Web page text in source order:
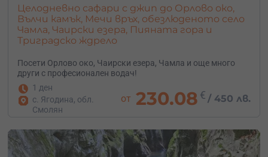
Целодневно сафари с джип до Орлово око,
Вълчи камък, Мечи връх, обезлюденото село
Чамла, Чаирски езера, Пияната гора и
Триградско ждрело
Посети Орлово око, Чаирски езера, Чамла и още много
други с професионален водач!
1 ден
с. Ягодина, обл.
Смолян
от 230.08 € /450 лв.